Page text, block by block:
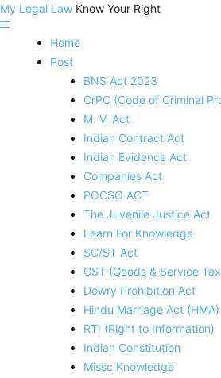
My Legal Law Know Your Right
Home
Post
BNS Act 2023
CrPC (Code of Criminal
M. V. Act
Indian Contract Act
Indian Evidence Act
Companies Act
POCSO ACT
The Juvenile Justice Act
Learn For Knowledge
SC/ST Act
GST (Goods & Service
Dowry Prohibition Act
Hindu Marriage Act (HMA)
RTI (Right to Information)
Indian Constitution
Missc Knowledge